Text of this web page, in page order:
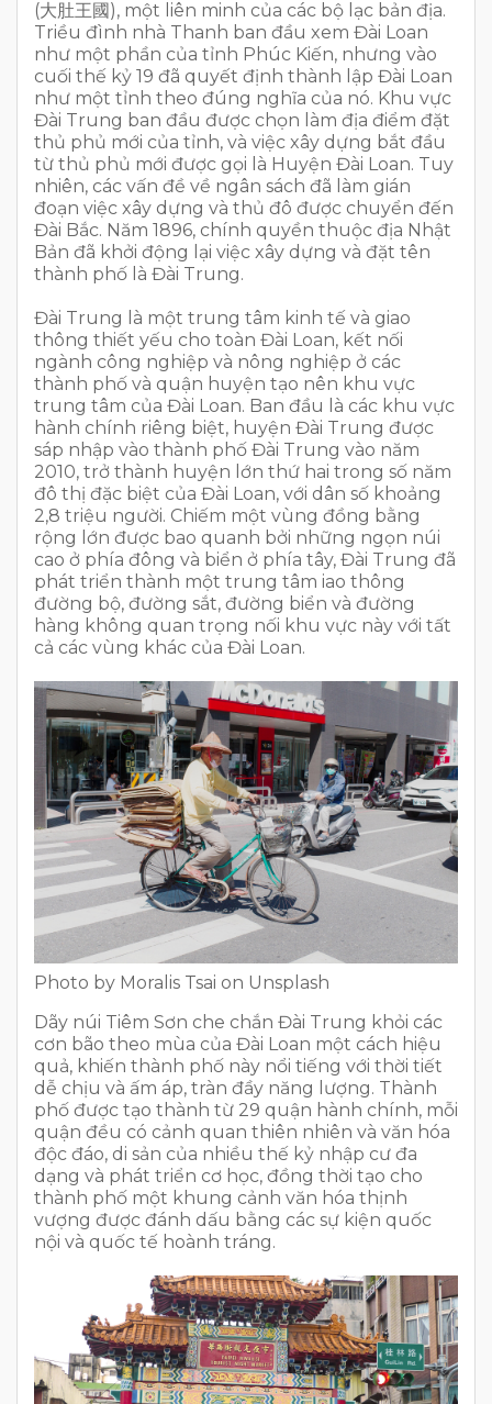
(大肚王國), một liên minh của các bộ lạc bản địa.
Triều đình nhà Thanh ban đầu xem Đài Loan
như một phần của tỉnh Phúc Kiến, nhưng vào
cuối thế kỷ 19 đã quyết định thành lập Đài Loan
như một tỉnh theo đúng nghĩa của nó. Khu vực
Đài Trung ban đầu được chọn làm địa điểm đặt
thủ phủ mới của tỉnh, và việc xây dựng bắt đầu
từ thủ phủ mới được gọi là Huyện Đài Loan. Tuy
nhiên, các vấn đề về ngân sách đã làm gián
đoạn việc xây dựng và thủ đô được chuyển đến
Đài Bắc. Năm 1896, chính quyền thuộc địa Nhật
Bản đã khởi động lại việc xây dựng và đặt tên
thành phố là Đài Trung.
Đài Trung là một trung tâm kinh tế và giao
thông thiết yếu cho toàn Đài Loan, kết nối
ngành công nghiệp và nông nghiệp ở các
thành phố và quận huyện tạo nên khu vực
trung tâm của Đài Loan. Ban đầu là các khu vực
hành chính riêng biệt, huyện Đài Trung được
sáp nhập vào thành phố Đài Trung vào năm
2010, trở thành huyện lớn thứ hai trong số năm
đô thị đặc biệt của Đài Loan, với dân số khoảng
2,8 triệu người. Chiếm một vùng đồng bằng
rộng lớn được bao quanh bởi những ngọn núi
cao ở phía đông và biển ở phía tây, Đài Trung đã
phát triển thành một trung tâm iao thông
đường bộ, đường sắt, đường biển và đường
hàng không quan trọng nối khu vực này với tất
cả các vùng khác của Đài Loan.
Photo by Moralis Tsai on Unsplash
Dãy núi Tiêm Sơn che chắn Đài Trung khỏi các
cơn bão theo mùa của Đài Loan một cách hiệu
quả, khiến thành phố này nổi tiếng với thời tiết
dễ chịu và ấm áp, tràn đầy năng lượng. Thành
phố được tạo thành từ 29 quận hành chính, mỗi
quận đều có cảnh quan thiên nhiên và văn hóa
độc đáo, di sản của nhiều thế kỷ nhập cư đa
dạng và phát triển cơ học, đồng thời tạo cho
thành phố một khung cảnh văn hóa thịnh
vượng được đánh dấu bằng các sự kiện quốc
nội và quốc tế hoành tráng.